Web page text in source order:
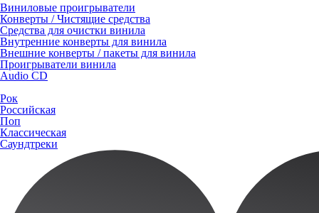
Виниловые проигрыватели
Конверты / Чистящие средства
Средства для очистки винила
Внутренние конверты для винила
Внешние конверты / пакеты для винила
Проигрыватели винила
Audio CD
Рок
Российская
Поп
Классическая
Саундтреки